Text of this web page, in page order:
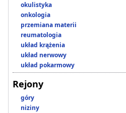
okulistyka
onkologia
przemiana materii
reumatologia
układ krążenia
układ nerwowy
układ pokarmowy
Rejony
góry
niziny